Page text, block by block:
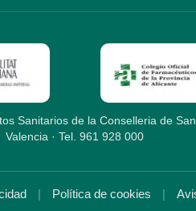
Sanitarios de la Conselleria de
Valencia · Tel. 961 928 000
| Política de cookies |